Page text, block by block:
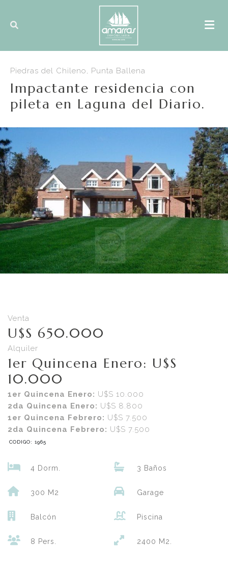
Piedras del Chileno, Punta Ballena
Impactante residencia con
pileta en Laguna del Diario.
Venta
U$S 650.000
Alquiler
1er Quincena Enero: U$S
10.000
1er Quincena Enero: U$S 10.000
2da Quincena Enero: U$S 8.800
1er Quincena Febrero: U$S 7.500
2da Quincena Febrero: U$S 7.500
CODIGO: 1965
4 Dorm. 3 Baños
300 M2 Garage
Balcón Piscina
8 Pers. 2400 M2.